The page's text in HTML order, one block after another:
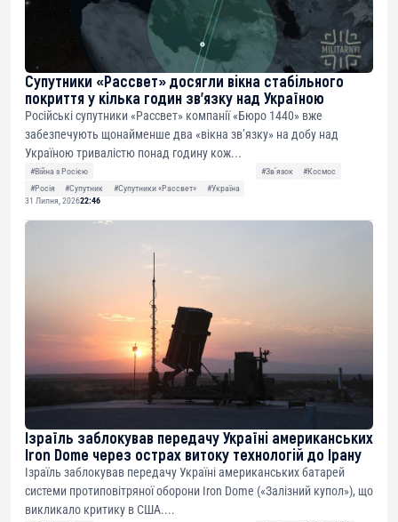
Супутники «Рассвет» досягли вікна стабільного
покриття у кілька годин зв’язку над Україною
Російські супутники «Рассвет» компанії «Бюро 1440» вже
забезпечують щонайменше два «вікна зв’язку» на добу над
Україною тривалістю понад годину кож...
#Війна з Росією #Звʼязок
#Космос
#Росія
#Супутник #Супутники «Рассвет»
#Україна
31 Липня, 202622:46
Ізраїль заблокував передачу Україні американських
Iron Dome через острах витоку технологій до Ірану
Ізраїль заблокував передачу Україні американських батарей
системи протиповітряної оборони Iron Dome («Залізний купол»), що
викликало критику в США....